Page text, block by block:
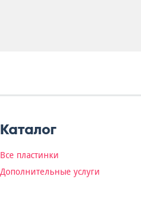
Каталог
Все пластинки
Дополнительные услуги